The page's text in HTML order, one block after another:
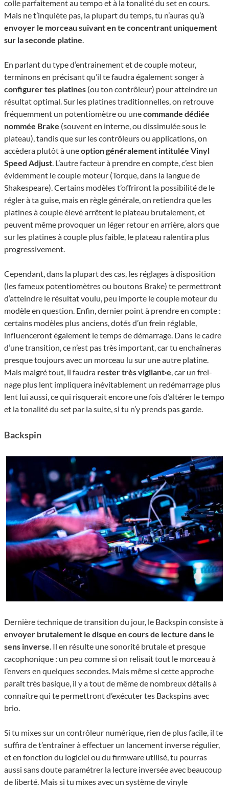
colle parfaitement au tempo et à la tonalité du set en cours.
Mais ne t’inquiète pas, la plupart du temps, tu n’auras qu’à
envoyer le morceau suivant en te concentrant uniquement
sur la seconde platine.
En parlant du type d’entrainement et de couple moteur,
terminons en précisant qu’il te faudra également songer à
configurer tes platines (ou ton contrôleur) pour atteindre un
résultat optimal. Sur les platines traditionnelles, on retrouve
fréquemment un potentiomètre ou unecommande dédiée
nommée Brake (souvent en interne, ou dissimulée sous le
plateau), tandis que sur les contrôleurs ou applications, on
accèdera plutôt à uneoption généralement intitulée Vinyl
Speed Adjust. L’autre facteur à prendre en compte, c’est bien
évidemment le couple moteur (Torque, dans la langue de
Shakespeare). Certains modèles t’offriront la possibilité de le
régler à ta guise, mais en règle générale, on retien­dra que les
platines à couple élevé arrêtent le plateau bruta­le­ment, et
peuvent même provoquer un léger retour en arrière, alors que
sur les platines à couple plus faible, le plateau ralen­tira plus
progres­si­ve­ment.
Cepen­dant, dans la plupart des cas, les réglages à dispo­si­tion
(les fameux poten­tio­mètres ou boutons Brake) te permet­tront
d’at­teindre le résul­tat voulu, peu importe le couple moteur du
modèle en ques­tion. Enfin, dernier point à prendre en compte :
certains modèles plus anciens, dotés d’un frein réglable,
influen­ce­ront égale­ment le temps de démar­rage. Dans le cadre
d’une transition, ce n’est pas très important, car tu enchaîneras
presque toujours avec un morceau lu sur une autre platine.
Mais malgré tout, il faudra rester très vigilant·e, car un frei­
nage plus lent impliquera inévi­ta­ble­ment un redé­mar­rage plus
lent lui aussi, ce qui risquerait encore une fois d’altérer le tempo
et la tonalité du set par la suite, si tu n’y prends pas garde.
Backspin
Dernière technique de transition du jour, le Backspin consiste à
envoyer brutalement le disque en cours de lecture dans le
sens inverse. Il en résulte une sonorité brutale et presque
cacophonique : un peu comme si on relisait tout le morceau à
l’envers en quelques secondes. Mais même si cette approche
paraît très basique, il y a tout de même de nombreux détails à
connaître qui te permettront d’exécuter tes Backspins avec
brio.
Si tu mixes sur un contrôleur numérique, rien de plus facile, il te
suffira de t’entraîner à effectuer un lancement inverse régulier,
et en fonction du logiciel ou du firmware utilisé, tu pourras
aussi sans doute paramétrer la lecture inversée avec beaucoup
de liberté. Mais si tu mixes avec un système de vinyle